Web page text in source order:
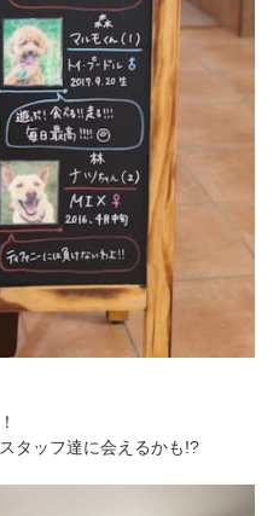
タッフ達に会えるかも!?